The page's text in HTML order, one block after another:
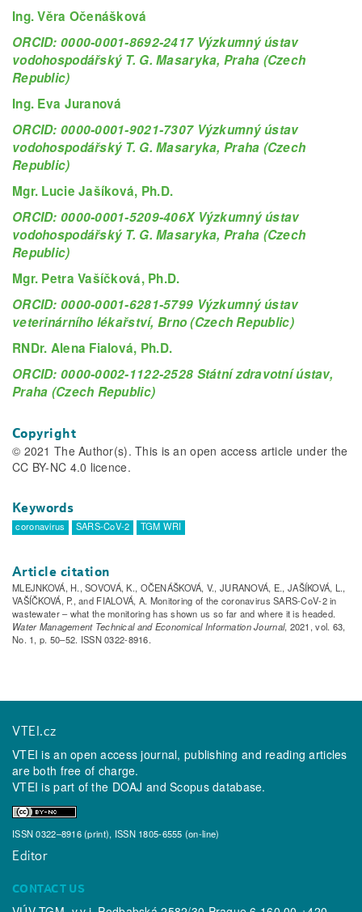
Ing. Věra Očenášková
ORCID: 0000-0001-8692-2417 Výzkumný ústav
vodohospodářský T. G. Masaryka, Praha (Czech
Republic)
Ing. Eva Juranová
ORCID: 0000-0001-9021-7307 Výzkumný ústav
vodohospodářský T. G. Masaryka, Praha (Czech
Republic)
Mgr. Lucie Jašíková, Ph.D.
ORCID: 0000-0001-5209-406X Výzkumný ústav
vodohospodářský T. G. Masaryka, Praha (Czech
Republic)
Mgr. Petra Vašíčková, Ph.D.
ORCID: 0000-0001-6281-5799 Výzkumný ústav
veterinárního lékařství, Brno (Czech Republic)
RNDr. Alena Fialová, Ph.D.
ORCID: 0000-0002-1122-2528 Státní zdravotní ústav,
Praha (Czech Republic)
Copyright
© 2021 The Author(s). This is an open access article under the
CC BY-NC 4.0 licence.
Keywords
coronavirus SARS-CoV-2 TGM WRI
Article citation
MLEJNKOVÁ, H., SOVOVÁ, K., OČENÁŠKOVÁ, V., JURANOVÁ, E., JAŠÍKOVÁ, L.,
VAŠÍČKOVÁ, P., and FIALOVÁ, A. Monitoring of the coronavirus SARS-CoV-2 in
wastewater – what the monitoring has shown us so far and where it is headed.
Water Management Technical and Economical Information Journal, 2021, vol. 63,
No. 1, p. 50–52. ISSN 0322-8916.
VTEI.cz
VTEI is an open access journal, publishing and reading articles
are both free of charge.
VTEI is part of the DOAJ andScopusdatabase.
ISSN 0322–8916 (print), ISSN 1805-6555 (on-line)
Editor
CONTACT US